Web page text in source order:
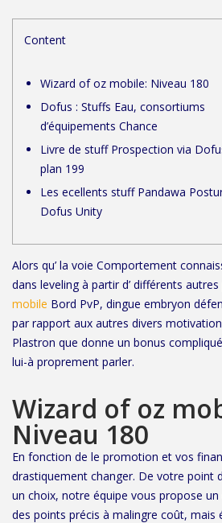
Content
Wizard of oz mobile: Niveau 180
Dofus : Stuffs Eau, consortiums
d’équipements Chance
Livre de stuff Prospection via
plan 199
Les ecellents stuff Pandawa
Dofus Unity
Alors qu’ la voie Comportement
dans leveling à partir d’ différents autres
mobile Bord PvP, dingue embryon
par rapport aux autres divers
Plastron que donne un bonus
lui-à proprement parler.
Wizard of oz
Niveau 180
En fonction de le promotion et vos
drastiquement changer. De votre point
un choix, notre équipe vous propose
des points précis à malingre coût, mais